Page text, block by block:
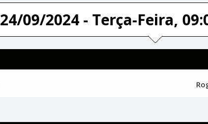
24/09/2024 - Terça-Feira,